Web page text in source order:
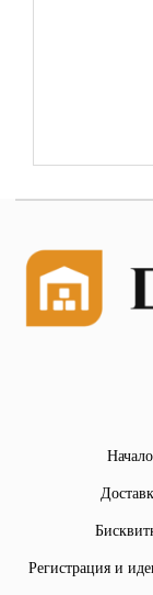
Начало
Регистрация и